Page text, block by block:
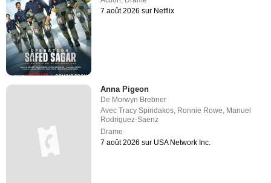
7 août 2026 sur Netflix
Anna Pigeon
De Morwyn Brebner
AvecTracy Spiridakos, Ronnie Rowe, Manuel
Rodriguez-Saenz
Drame
7 août 2026 sur USA Network Inc.